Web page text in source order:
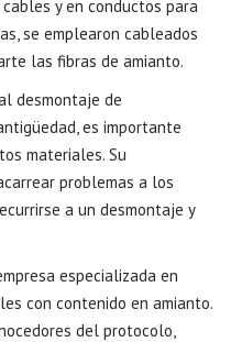
y en conductos para
se emplearon cableados
las fibras de amianto.
desmontaje de
es importante
materiales. Su
problemas a los
a un desmontaje y
especializada en
con contenido en amianto.
del protocolo,